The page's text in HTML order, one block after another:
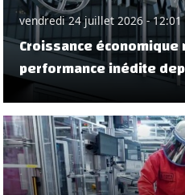
vendredi 24 juillet 2026 - 12:01
Croissance économique
performance inédite